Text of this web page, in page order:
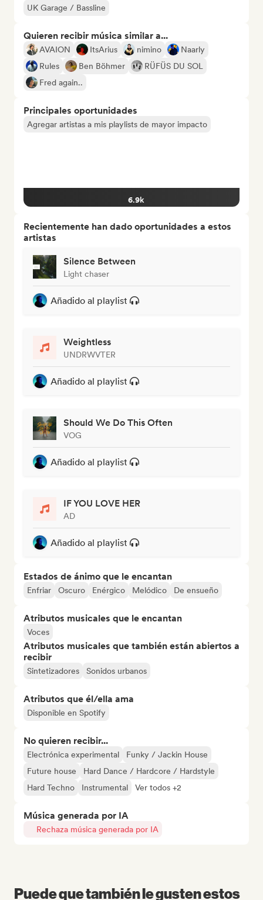
UK Garage / Bassline
Quieren recibir música similar a...
AVAION ItsArius nimino
Naarly
Rules
Ben Böhmer
RÜFÜS DU SOL
Fred again..
Principales oportunidades
Agregar artistas a mis playlists de mayor impacto
6.9k
Recientemente han dado oportunidades a estos
artistas
Silence Between
Light chaser
Añadido al playlist
Weightless
UNDRWVTER
Añadido al playlist
Should We Do This Often
VOG
Añadido al playlist
IF YOU LOVE HER
AD
Añadido al playlist
Estados de ánimo que le encantan
Enfriar Oscuro Enérgico Melódico De ensueño
Atributos musicales que le encantan
Voces
Atributos musicales que también están abiertos a
recibir
Sintetizadores Sonidos urbanos
Atributos que él/ella ama
Disponible en Spotify
No quieren recibir...
Electrónica experimental
Funky / Jackin House
Future house
Hard Dance / Hardcore / Hardstyle
Hard Techno
Instrumental Ver todos +2
Música generada por IA
Rechaza música generada por IA
Puede que también le gusten estos